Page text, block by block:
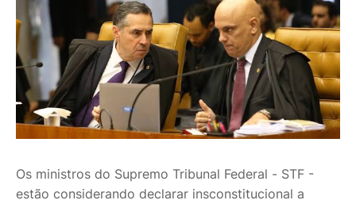
Os ministros do Supremo Tribunal Federal - STF -
estão considerando declarar insconstitucional a